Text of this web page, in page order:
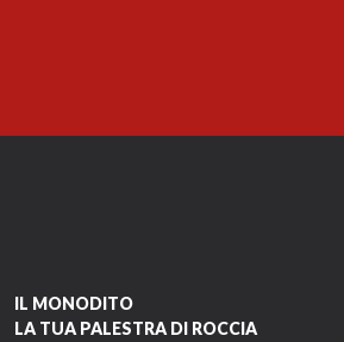
IL MONODITO
LA TUA PALESTRA DI ROCCIA